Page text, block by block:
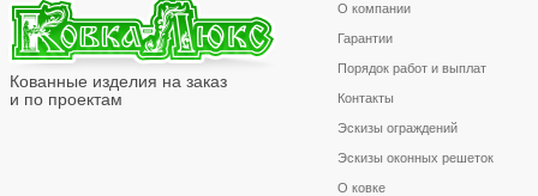
Кованные изделия на заказ
и по проектам
О компании
Гарантии
Порядок работ и выплат
Контакты
Эскизы ограждений
Эскизы оконных решеток
О ковке